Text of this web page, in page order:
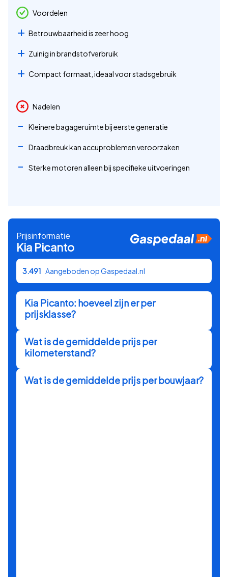
Voordelen
Betrouwbaarheid is zeer hoog
Zuinig in brandstofverbruik
Compact formaat, ideaal voor stadsgebruik
Nadelen
Kleinere bagageruimte bij eerste generatie
Draadbreuk kan accuproblemen veroorzaken
Sterke motoren alleen bij specifieke uitvoeringen
Prijsinformatie
Kia Picanto
3.491 Aangeboden op Gaspedaal.nl
Kia Picanto: hoeveel zijn er per
prijsklasse?
Wat is de gemiddelde prijs per
kilometerstand?
Wat is de gemiddelde prijs per bouwjaar?